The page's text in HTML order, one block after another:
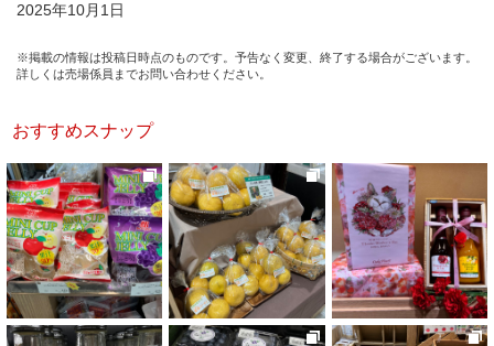
2025年10月1日
※掲載の情報は投稿日時点のものです。予告なく変更、終了する場合がございます。
詳しくは売場係員までお問い合わせください。
おすすめスナップ